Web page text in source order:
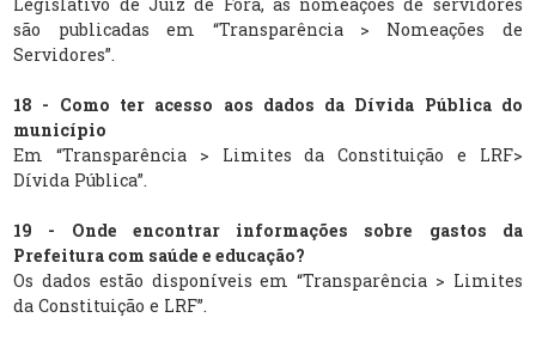
são publicadas em “Transparência > Nomeações de
Servidores”.
18 - Como ter acesso aos dados da Dívida Pública do
município
Em “Transparência > Limites da Constituição e LRF>
Dívida Pública”.
19 - Onde encontrar informações sobre gastos da
Prefeitura com saúde e educação?
Os dados estão disponíveis em “Transparência > Limites
da Constituição e LRF”.